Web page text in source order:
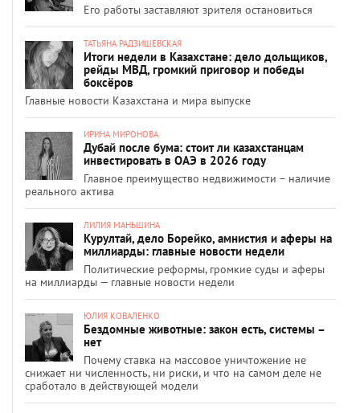
Его работы заставляют зрителя остановиться
ТАТЬЯНА РАДЗИШЕВСКАЯ
Итоги недели в Казахстане: дело дольщиков,
рейды МВД, громкий приговор и победы
боксёров
Главные новости Казахстана и мира выпуске
ИРИНА МИРОНОВА
Дубай после бума: стоит ли казахстанцам
инвестировать в ОАЭ в 2026 году
Главное преимущество недвижимости – наличие
реального актива
ЛИЛИЯ МАНЬШИНА
Курултай, дело Борейко, амнистия и аферы на
миллиарды: главные новости недели
Политические реформы, громкие суды и аферы
на миллиарды — главные новости недели
ЮЛИЯ КОВАЛЕНКО
Бездомные животные: закон есть, системы –
нет
Почему ставка на массовое уничтожение не
снижает ни численность, ни риски, и что на самом деле не
сработало в действующей модели